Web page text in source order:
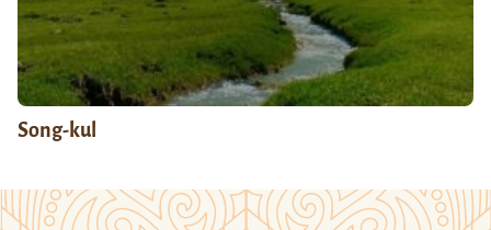
Song-kul